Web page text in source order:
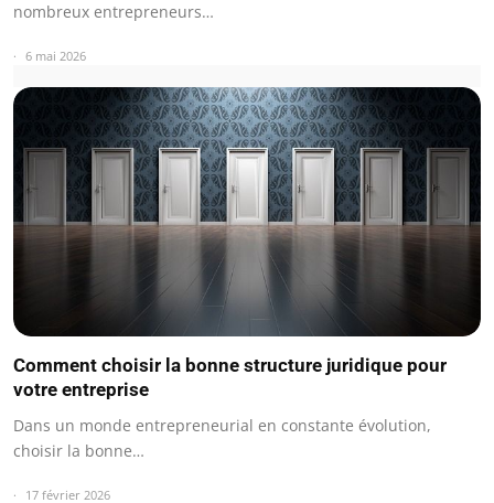
nombreux entrepreneurs…
6 mai 2026
Comment choisir la bonne structure juridique pour
votre entreprise
Dans un monde entrepreneurial en constante évolution,
choisir la bonne…
17 février 2026